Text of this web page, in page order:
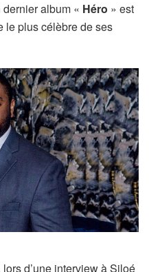
album « Héro » est
le plus célèbre de ses
d’une interview à Siloé